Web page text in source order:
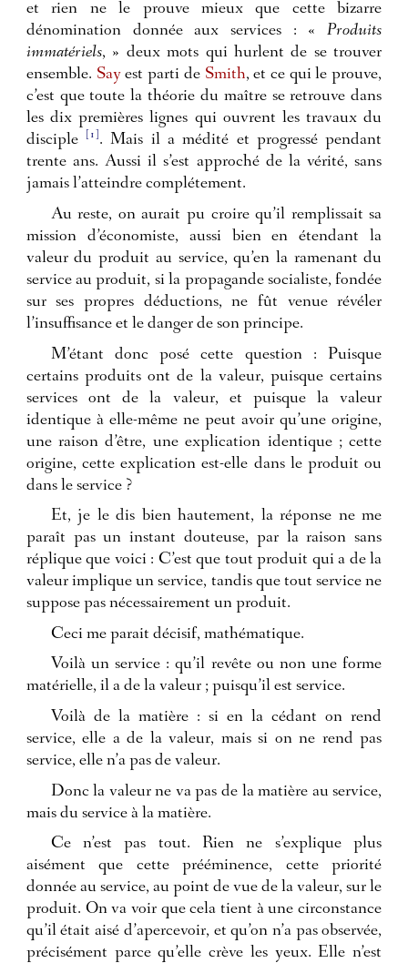
et rien ne le prouve mieux que cette bizarre
dénomination donnée aux services : «Produits
immatériels, » deux mots qui hurlent de se trouver
ensemble. Sayest parti de Smith, et ce qui le prouve,
c’est que toute la théorie du maître se retrouve dans
les dix premières lignes qui ouvrent les travaux du
disciple
[1] . Mais il a médité et progressé pendant
trente ans. Aussi il s’est approché de la vérité, sans
jamais l’atteindre complétement.
Au reste, on aurait pu croire qu’il remplissait sa
mission d’économiste, aussi bien en étendant la
valeur du produit au service, qu’en la ramenant du
service au produit, si la propagande socialiste, fondée
sur ses propres déductions, ne fût venue révéler
l’insuffisance et le danger de son principe.
M’étant donc posé cette question : Puisque
certains produits ont de la valeur, puisque certains
services ont de la valeur, et puisque la valeur
identique à elle-même ne peut avoir qu’une origine,
une raison d’être, une explication identique ; cette
origine, cette explication est-elle dans le produit ou
dans le service ?
Et, je le dis bien hautement, la réponse ne me
paraît pas un instant douteuse, par la raison sans
réplique que voici : C’est que tout produit qui a de la
valeur implique un service, tandis que tout service ne
suppose pas nécessairement un produit.
Ceci me parait décisif, mathématique.
Voilà un service : qu’il revête ou non une forme
matérielle, il a de la valeur ; puisqu’il est service.
Voilà de la matière : si en la cédant on rend
service, elle a de la valeur, mais si on ne rend pas
service, elle n’a pas de valeur.
Donc la valeur ne va pas de la matière au service,
mais du service à la matière.
Ce n’est pas tout. Rien ne s’explique plus
aisément que cette prééminence, cette priorité
donnée au service, au point de vue de la valeur, sur le
produit. On va voir que cela tient à une circonstance
qu’il était aisé d’apercevoir, et qu’on n’a pas observée,
précisément parce qu’elle crève les yeux. Elle n’est